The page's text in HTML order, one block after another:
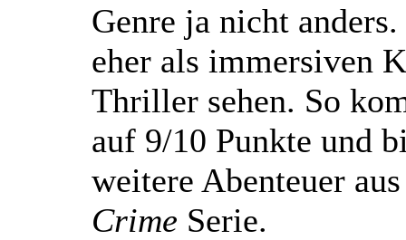
Genre ja nicht
eher als immersiven
Thriller sehen. So
auf 9/10 Punkte und
weitere Abenteuer
Crime Serie.